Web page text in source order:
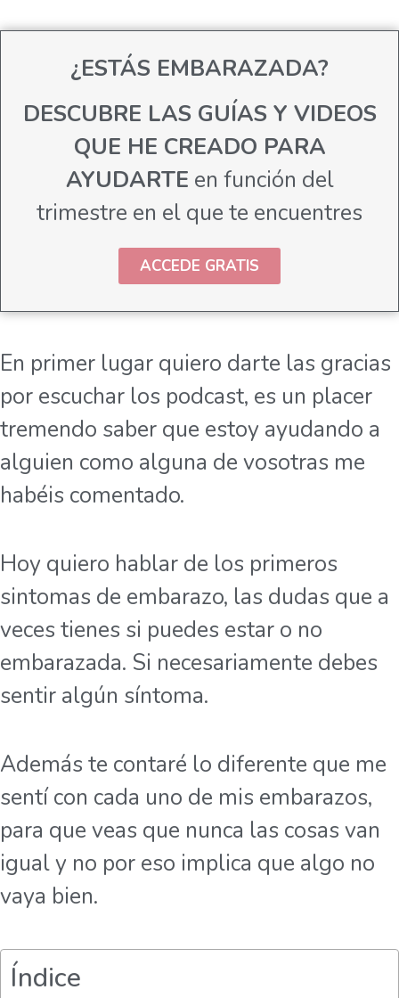
¿ESTÁS EMBARAZADA?
DESCUBRE LAS GUÍAS Y VIDEOS
QUE HE CREADO PARA
AYUDARTE en función del
trimestre en el que te encuentres
ACCEDE GRATIS
En primer lugar quiero darte las gracias
por escuchar los podcast, es un placer
tremendo saber que estoy ayudando a
alguien como alguna de vosotras me
habéis comentado.
Hoy quiero hablar de los primeros
sintomas de embarazo, las dudas que a
veces tienes si puedes estar o no
embarazada. Si necesariamente debes
sentir algún síntoma.
Además te contaré lo diferente que me
sentí con cada uno de mis embarazos,
para que veas que nunca las cosas van
igual y no por eso implica que algo no
vaya bien.
Índice